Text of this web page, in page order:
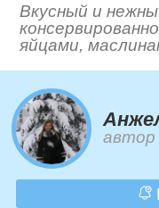
Вкусный и
яйцами,
автор